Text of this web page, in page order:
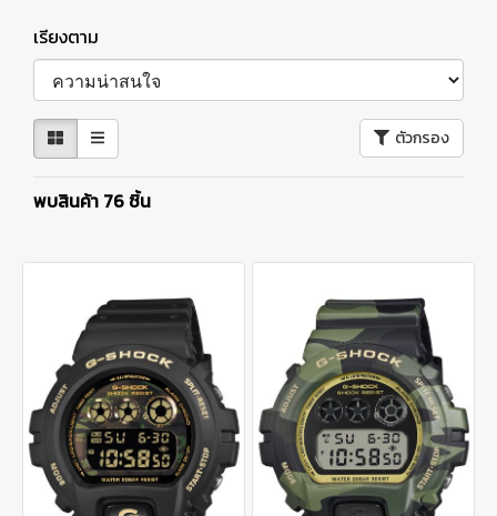
เรียงตาม
ตัวกรอง
พบสินค้า 76 ชิ้น